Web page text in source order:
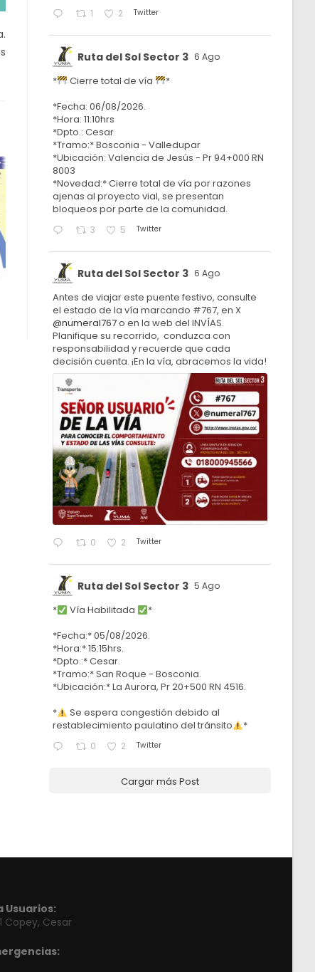
1 2 Twitter
Ruta del Sol Sector 3 6 Ago
* Cierre total de vía
*
*Fecha: 06/08/2026.
*Hora: 11:10hrs
*Dpto.: Cesar
*Tramo:* Bosconia - Valledupar
*Ubicación: Valencia de Jesús - Pr 94+000 RN
8003
*Novedad:* Cierre total de vía por razones
ajenas al proyecto vial, se presentan
bloqueos por parte de la comunidad.
3 5 Twitter
Ruta del Sol Sector 3 6 Ago
Antes de viajar este puente festivo, consulte
el estado de la vía marcando #767, en X
@numeral767o en la web del INVÍAS.
Planifique su recorrido, conduzca con
responsabilidad y recuerde que cada
decisión cuenta. ¡En la vía, abracemos la vida!
0 2 Twitter
Ruta del Sol Sector 3 5 Ago
* Vía Habilitada
*
*Fecha:* 05/08/2026.
*Hora:* 15:15hrs.
*Dpto.:* Cesar.
*Tramo:* San Roque - Bosconia.
*Ubicación:* La Aurora, Pr 20+500 RN 4516.
*
Se espera congestión debido al
restablecimiento paulatino del tránsito
*
0 2 Twitter
Cargar más Post
Usuarios:
Copey, Cesar